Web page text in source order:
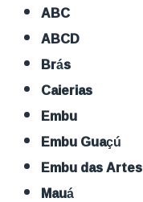
ABC
ABCD
Brás
Caierias
Embu
Embu Guaçú
Embu das Artes
Mauá